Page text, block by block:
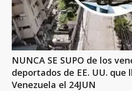
NUNCA SE SUPO de los
deportados de EE. UU. que
Venezuela el 24JUN